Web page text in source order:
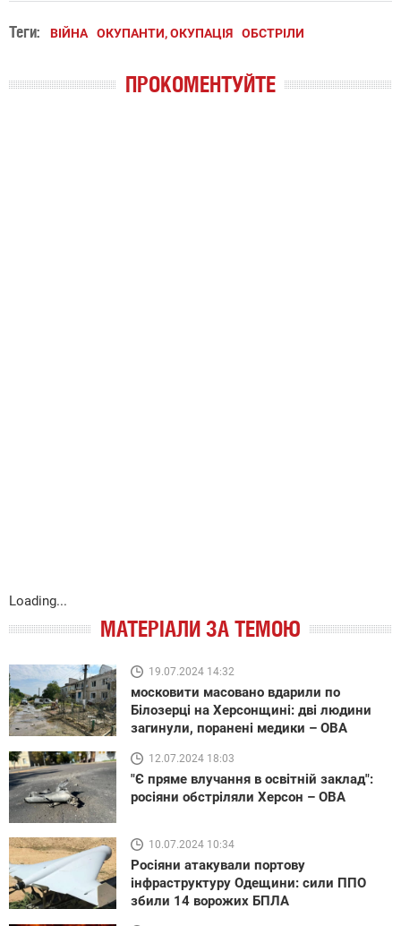
Теги: ВІЙНА ОКУПАНТИ, ОКУПАЦІЯ ОБСТРІЛИ
ПРОКОМЕНТУЙТЕ
Loading...
МАТЕРІАЛИ ЗА ТЕМОЮ
19.07.2024 14:32
московити масовано вдарили по
Білозерці на Херсонщині: дві людини
загинули, поранені медики – ОВА
12.07.2024 18:03
"Є пряме влучання в освітній заклад":
росіяни обстріляли Херсон – ОВА
10.07.2024 10:34
Росіяни атакували портову
інфраструктуру Одещини: сили ППО
збили 14 ворожих БПЛА